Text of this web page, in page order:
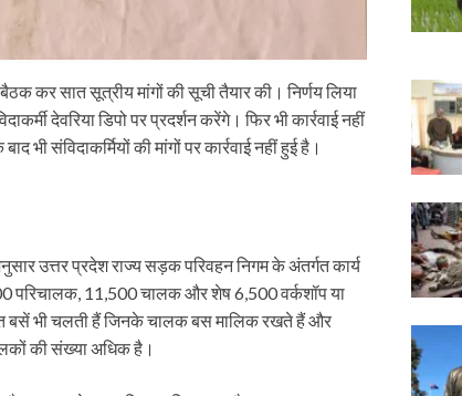
कर सात सूत्रीय मांगों की सूची तैयार की। निर्णय लिया
देवरिया डिपो पर प्रदर्शन करेंगे। फिर भी कार्रवाई नहीं
भी संविदाकर्मियों की मांगों पर कार्रवाई नहीं हुई है।
उत्तर प्रदेश राज्य सड़क परिवहन निगम के अंतर्गत कार्य
परिचालक, 11,500 चालक और शेष 6,500 वर्कशॉप या
बसें भी चलती हैं जिनके चालक बस मालिक रखते हैं और
की संख्या अधिक है।